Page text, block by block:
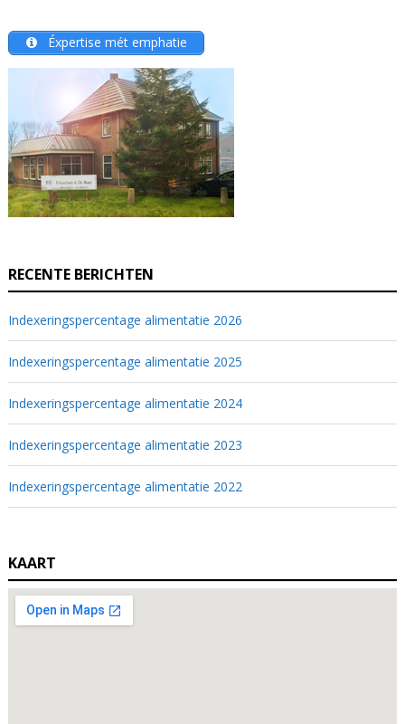
Éxpertise mét emphatie
RECENTE BERICHTEN
Indexeringspercentage alimentatie 2026
Indexeringspercentage alimentatie 2025
Indexeringspercentage alimentatie 2024
Indexeringspercentage alimentatie 2023
Indexeringspercentage alimentatie 2022
KAART